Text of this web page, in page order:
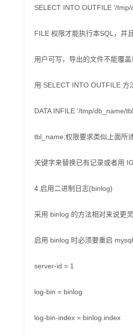
SELECT INTO OUTFILE ‘/
FILE 权限才能执行本SQL，并
用户可写，导出的文件不能覆
用 SELECT INTO OUTFILE 方
DATA INFILE ‘/tmp/db_name/
tbl_name;权限要求类似上面所
关键字来替换已有记录或者用
4.启用二进制日志(binlog)
采用 binlog 的方法相对来说更
启用 binlog 时必须要重启
server-id = 1
log-bin = binlog
log-bin-index = binlog.index